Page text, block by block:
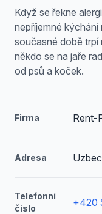
Když se řekne
nepříjemné
současné době trpí
někdo se na jaře
od psů a koček.
Firma Rent-
Adresa
Telefonní
číslo
+420